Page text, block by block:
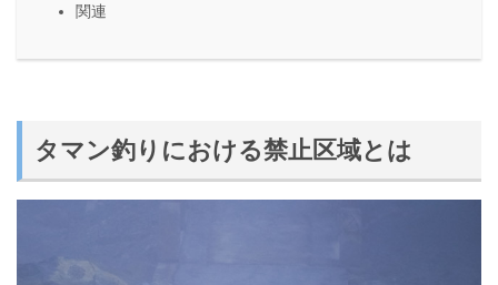
関連
タマン釣りにおける禁止区域とは